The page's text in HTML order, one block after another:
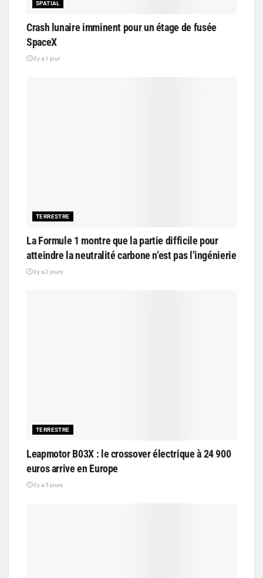
SPATIAL
Crash lunaire imminent pour un étage de fusée
SpaceX
il y a 1 jour
TERRESTRE
La Formule 1 montre que la partie difficile pour
atteindre la neutralité carbone n’est pas l’ingénierie
il y a 2 jours
TERRESTRE
Leapmotor B03X : le crossover électrique à 24 900
euros arrive en Europe
il y a 5 jours